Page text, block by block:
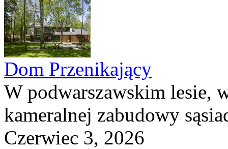
Dom Przenikający
W podwarszawskim lesie,
kameralnej zabudowy
Czerwiec 3, 2026